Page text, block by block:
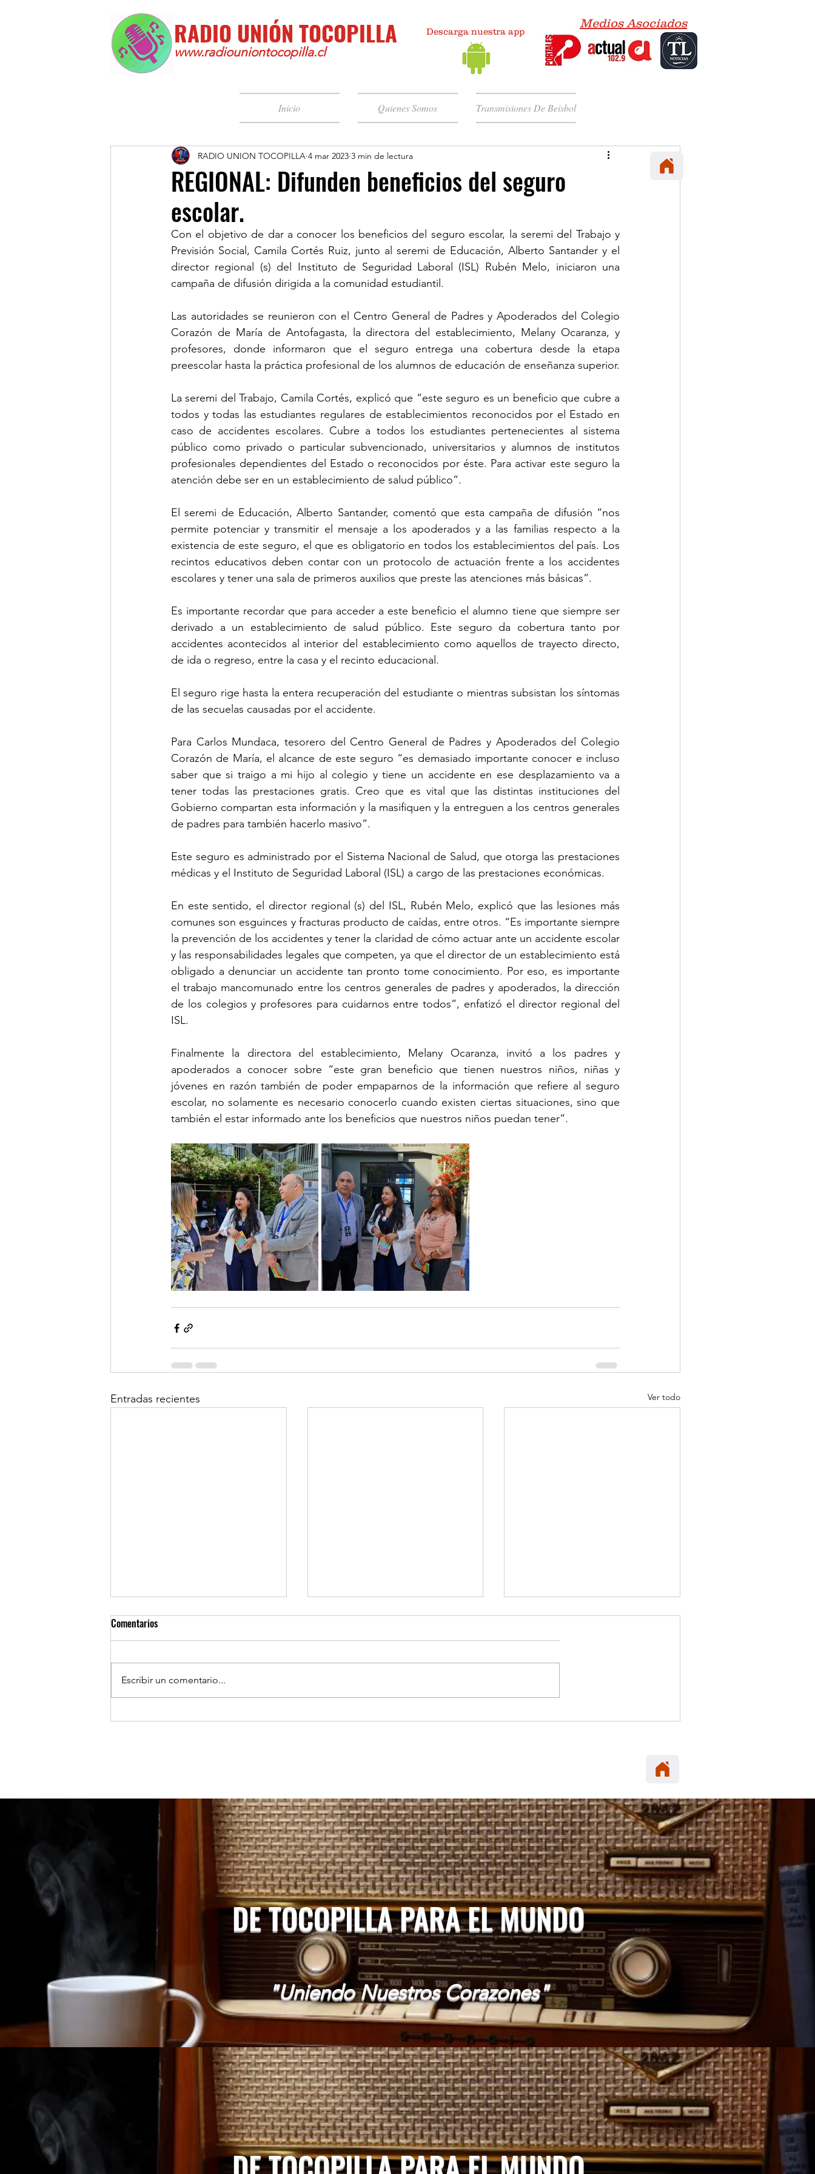
RADIO UNIÓN TOCOPILLA
www.radiouniontocopilla.cl
Descarga nuestra app
Medios Asociados
Inicio Quienes Somos Transmisiones De Beisbol
REGIONAL: Difunden beneficios del seguro
escolar.
RADIO UNION TOCOPILLA 4 mar 2023 3 min de lectura
Con el objetivo de dar a conocer los beneficios del seguro escolar, la seremi del Trabajo y
Previsión Social, Camila Cortés Ruiz, junto al seremi de Educación, Alberto Santander y el
director regional (s) del Instituto de Seguridad Laboral (ISL) Rubén Melo, iniciaron una
campaña de difusión dirigida a la comunidad estudiantil.
Las autoridades se reunieron con el Centro General de Padres y Apoderados del Colegio
Corazón de María de Antofagasta, la directora del establecimiento, Melany Ocaranza, y
profesores, donde informaron que el seguro entrega una cobertura desde la etapa
La seremi del Trabajo, Camila Cortés, explicó que “este seguro es un beneficio que cubre a
todos y todas las estudiantes regulares de establecimientos reconocidos por el Estado en
caso de accidentes escolares. Cubre a todos los estudiantes pertenecientes al sistema
público como privado o particular subvencionado, universitarios y alumnos de institutos
profesionales dependientes del Estado o reconocidos por éste. Para activar este seguro la
atención debe ser en un establecimiento de salud público”.
El seremi de Educación, Alberto Santander, comentó que esta campaña de difusión “nos
permite potenciar y transmitir el mensaje a los apoderados y a las familias respecto a la
existencia de este seguro, el que es obligatorio en todos los establecimientos del país. Los
recintos educativos deben contar con un protocolo de actuación frente a los accidentes
escolares y tener una sala de primeros auxilios que preste las atenciones más básicas”.
Es importante recordar que para acceder a este beneficio el alumno tiene que siempre ser
derivado a un establecimiento de salud público. Este seguro da cobertura tanto por
accidentes acontecidos al interior del establecimiento como aquellos de trayecto directo,
de ida o regreso, entre la casa y el recinto educacional.
El seguro rige hasta la entera recuperación del estudiante o mientras subsistan los síntomas
de las secuelas causadas por el accidente.
Para Carlos Mundaca, tesorero del Centro General de Padres y Apoderados del Colegio
Corazón de María, el alcance de este seguro “es demasiado importante conocer e incluso
saber que si traigo a mi hijo al colegio y tiene un accidente en ese desplazamiento va a
tener todas las prestaciones gratis. Creo que es vital que las distintas instituciones del
Gobierno compartan esta información y la masifiquen y la entreguen a los centros generales
de padres para también hacerlo masivo”.
Este seguro es administrado por el Sistema Nacional de Salud, que otorga las prestaciones
médicas y el Instituto de Seguridad Laboral (ISL) a cargo de las prestaciones económicas.
En este sentido, el director regional (s) del ISL, Rubén Melo, explicó que las lesiones más
comunes son esguinces y fracturas producto de caídas, entre otros. “Es importante siempre
la prevención de los accidentes y tener la claridad de cómo actuar ante un accidente escolar
y las responsabilidades legales que competen, ya que el director de un establecimiento está
obligado a denunciar un accidente tan pronto tome conocimiento. Por eso, es importante
el trabajo mancomunado entre los centros generales de padres y apoderados, la dirección
de los colegios y profesores para cuidarnos entre todos”, enfatizó el director regional del
ISL.
Finalmente la directora del establecimiento, Melany Ocaranza, invitó a los padres y
apoderados a conocer sobre “este gran beneficio que tienen nuestros niños, niñas y
jóvenes en razón también de poder empaparnos de la información que refiere al seguro
escolar, no solamente es necesario conocerlo cuando existen ciertas situaciones, sino que
también el estar informado ante los beneficios que nuestros niños puedan tener”.
Entradas recientes Ver todo
TOCOPILLA: Huanillo sur ilumina
REGIONAL: Servicios médicos de
MARÍA ELENA: Carabineros
Comentarios
Escribir un comentario...
DE TOCOPILLA PARA EL MUNDO
"Uniendo Nuestros Corazones"